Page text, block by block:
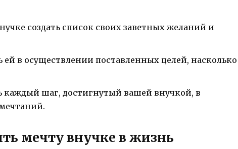
создать список своих заветных желаний и
ей в осуществлении поставленных целей, насколько
каждый шаг, достигнутый вашей внучкой, в
мечту внучке в жизнь